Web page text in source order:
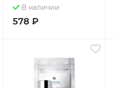
В наличии
578 ₽